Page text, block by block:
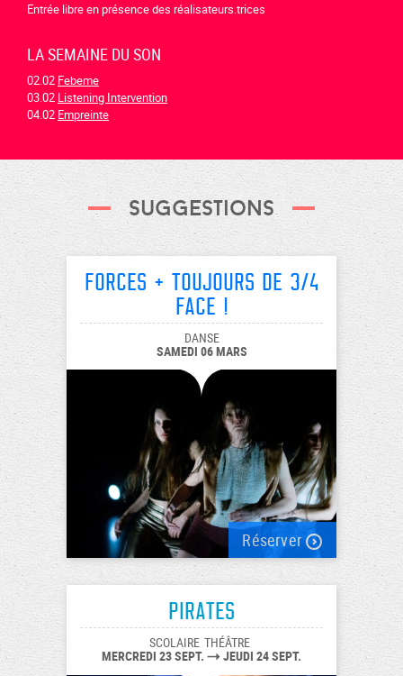
Entrée libre en présence des réalisateurs.trices
LA SEMAINE DU SON
02.02 Febeme
03.02 Listening Intervention
04.02 Empreinte
Suggestions
Forces + Toujours de 3/4
face !
DANSE
SAMEDI 06 MARS
Réserver
PiratEs
SCOLAIRE THÉÂTRE
MERCREDI 23 SEPT. JEUDI 24 SEPT.